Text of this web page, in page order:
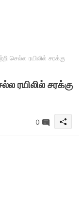
செல்ல ரயிலில் சரக்கு
ரயிலில் சரக்கு
0